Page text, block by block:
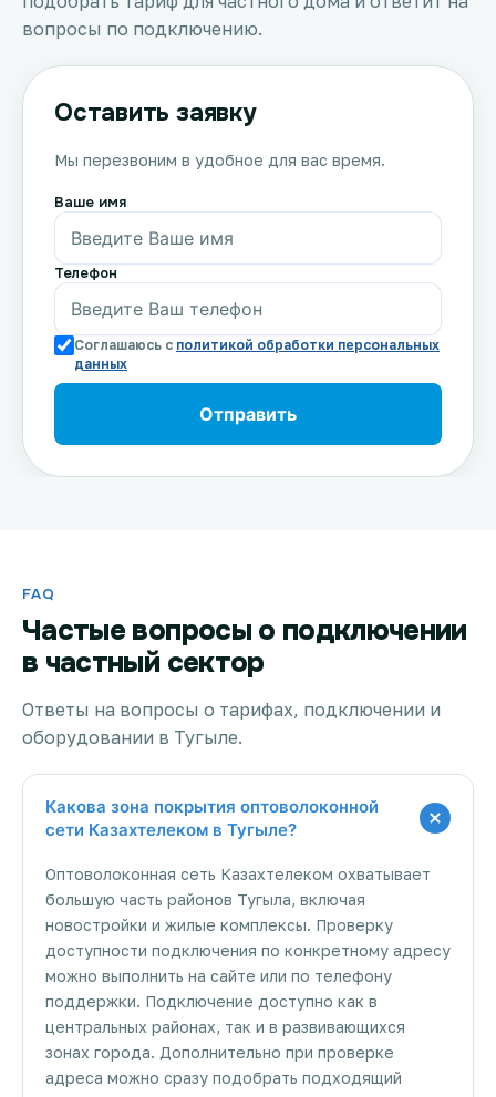
вопросы по подключению.
Оставить заявку
Мы перезвоним в удобное для вас время.
Ваше имя
Телефон
Соглашаюсь с политикой обработки персональных
данных
FAQ
Частые вопросы о подключении
в частный сектор
Ответы на вопросы о тарифах, подключении и
оборудовании в Тугыле.
Какова зона покрытия оптоволоконной
сети Казахтелеком в Тугыле?
Оптоволоконная сеть Казахтелеком охватывает
большую часть районов Тугыла, включая
новостройки и жилые комплексы. Проверку
доступности подключения по конкретному адресу
можно выполнить на сайте или по телефону
поддержки. Подключение доступно как в
центральных районах, так и в развивающихся
зонах города. Дополнительно при проверке
адреса можно сразу подобрать подходящий